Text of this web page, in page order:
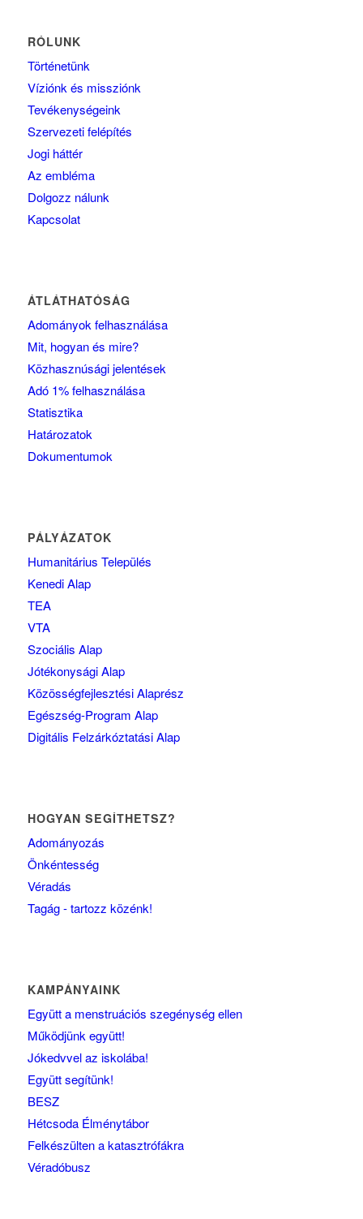
RÓLUNK
Történetünk
Víziónk és missziónk
Tevékenységeink
Szervezeti felépítés
Jogi háttér
Az embléma
Dolgozz nálunk
Kapcsolat
ÁTLÁTHATÓSÁG
Adományok felhasználása
Mit, hogyan és mire?
Közhasznúsági jelentések
Adó 1% felhasználása
Statisztika
Határozatok
Dokumentumok
PÁLYÁZATOK
Humanitárius Település
Kenedi Alap
TEA
VTA
Szociális Alap
Jótékonysági Alap
Közösségfejlesztési Alaprész
Egészség-Program Alap
Digitális Felzárkóztatási Alap
HOGYAN SEGÍTHETSZ?
Adományozás
Önkéntesség
Véradás
Tagág - tartozz közénk!
KAMPÁNYAINK
Együtt a menstruációs szegénység ellen
Működjünk együtt!
Jókedvvel az iskolába!
Együtt segítünk!
BESZ
Hétcsoda Élménytábor
Felkészülten a katasztrófákra
Véradóbusz